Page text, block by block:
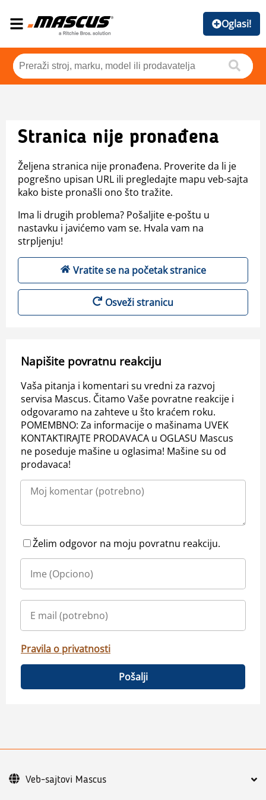
Oglasi!
Stranica nije pronađena
Željena stranica nije pronađena. Proverite da li je
pogrešno upisan URL ili pregledajte mapu veb-sajta
kako biste pronašli ono što tražite.
Ima li drugih problema? Pošaljite e-poštu u
nastavku i javićemo vam se. Hvala vam na
strpljenju!
Vratite se na početak stranice
Osveži stranicu
Napišite povratnu reakciju
Vaša pitanja i komentari su vredni za razvoj
servisa Mascus. Čitamo Vaše povratne reakcije i
odgovaramo na zahteve u što kraćem roku.
POMEMBNO: Za informacije o mašinama UVEK
KONTAKTIRAJTE PRODAVACA u OGLASU Mascus
ne poseduje mašine u oglasima! Mašine su od
prodavaca!
Želim odgovor na moju povratnu reakciju.
Pravila o privatnosti
Pošalji
Veb-sajtovi Mascus